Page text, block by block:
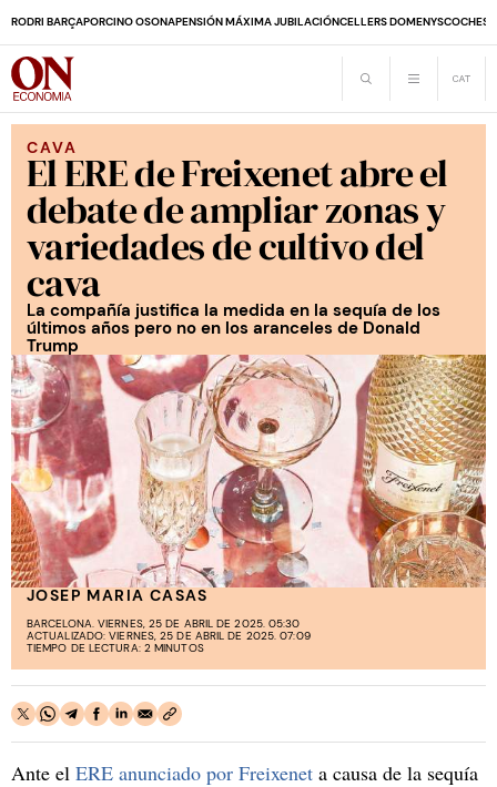
RODRI BARÇAPORCINO OSONAPENSIÓN MÁXIMA JUBILACIÓNCELLERS DOMENYSCOCHES
CAVA
El ERE de Freixenet abre el
debate de ampliar zonas y
variedades de cultivo del
cava
La compañía justifica la medida en la sequía de los
últimos años pero no en los aranceles de Donald
Trump
JOSEP MARIA CASAS
BARCELONA. VIERNES, 25 DE ABRIL DE 2025. 05:30
ACTUALIZADO: VIERNES, 25 DE ABRIL DE 2025. 07:09
TIEMPO DE LECTURA: 2 MINUTOS
Ante el ERE anunciado por Freixenet a causa de la sequía